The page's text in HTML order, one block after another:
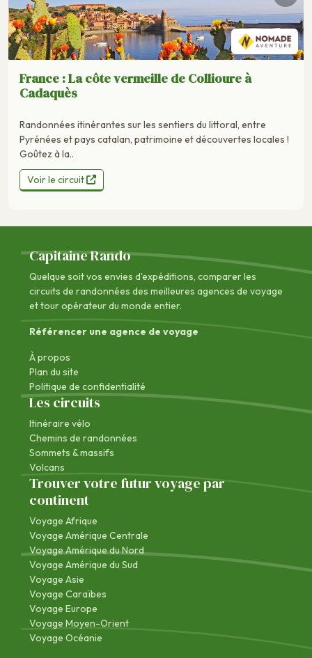
France : La côte vermeille de Collioure à
Cadaquès
Randonnées itinérantes sur les sentiers du littoral, entre
Pyrénées et pays catalan, patrimoine et découvertes locales !
Goûtez à la..
Voir le circuit
Capitaine Rando
Quelque soit vos envies d'expéditions, comparer les
circuits de randonnées des meilleures agences de voyage
et tour opérateur du monde entier.
Référencer une agence de voyage
À propos
Plan du site
Politique de confidentialité
Les circuits
Itinéraire vélo
Chemins de randonnées
Sommets & massifs
Volcans
Trouver votre futur voyage par
continent
Voyage Afrique
Voyage Amérique Centrale
Voyage Amérique du Nord
Voyage Amérique du Sud
Voyage Asie
Voyage Caraïbes
Voyage Europe
Voyage Moyen-Orient
Voyage Océanie